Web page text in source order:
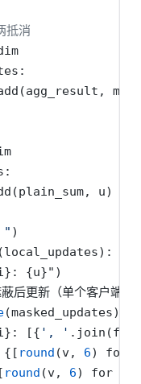
抵消
mu)
u)
" )
(local_updates):
} : {u}" )
后更新（单个客户端
(masked_updates):
} : [{ ', ' . join(f'
{ [ round (v, 6) for
[ round (v, 6) for